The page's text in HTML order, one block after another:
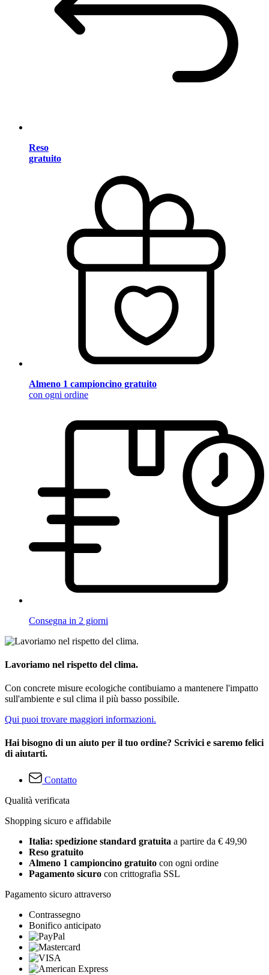
Reso
gratuito
Almeno 1 campioncino gratuito
con ogni ordine
Consegna in 2 giorni
Lavoriamo nel rispetto del clima.
Con concrete misure ecologiche contibuiamo a mantenere l'impatto
sull'ambiente e sul clima il più basso possibile.
Qui puoi trovare maggiori informazioni.
Hai bisogno di un aiuto per il tuo ordine? Scrivici e saremo felici
di aiutarti.
Contatto
Qualità verificata
Shopping sicuro e affidabile
Italia: spedizione standard gratuita a partire da € 49,90
Reso gratuito
Almeno 1 campioncino gratuito con ogni ordine
Pagamento sicuro con crittografia SSL
Pagamento sicuro attraverso
Contrassegno
Bonifico anticipato